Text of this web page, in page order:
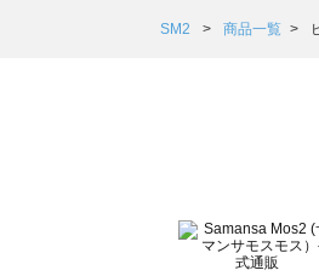
Samansa Mos2 Lagom
BETTY'S BLUE（べテ
Wpc.（ワールドパーテ
SM2 商品一覧